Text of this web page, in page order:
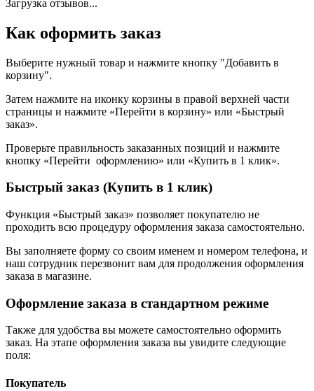
Загрузка отзывов...
Как оформить заказ
Выберите нужный товар и нажмите кнопку "Добавить в
корзину".
Затем нажмите на иконку корзины в правой верхней части
страницы и нажмите «Перейти в корзину» или «Быстрый
заказ».
Проверьте правильность заказанных позиций и нажмите
кнопку «Перейти оформлению» или «Купить в 1 клик».
Быстрый заказ (Купить в 1 клик)
Функция «Быстрый заказ» позволяет покупателю не
проходить всю процедуру оформления заказа самостоятельно.
Вы заполняете форму со своим именем и номером телефона, и
наш сотрудник перезвонит вам для продолжения оформления
заказа в магазине.
Оформление заказа в стандартном режиме
Также для удобства вы можете самостоятельно оформить
заказ. На этапе оформления заказа вы увидите следующие
поля:
Покупатель